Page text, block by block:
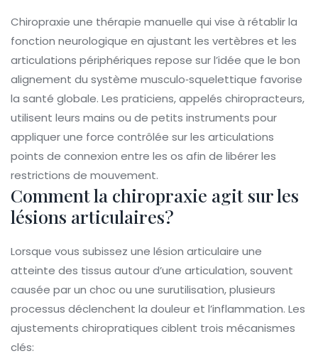
Chiropraxie une thérapie manuelle qui vise à rétablir la
fonction neurologique en ajustant les vertèbres et les
articulations périphériques repose sur l’idée que le bon
alignement du système musculo‑squelettique favorise
la santé globale. Les praticiens, appelés chiropracteurs,
utilisent leurs mains ou de petits instruments pour
appliquer une force contrôlée sur les articulations
points de connexion entre les os afin de libérer les
restrictions de mouvement.
Comment la chiropraxie agit sur les
lésions articulaires?
Lorsque vous subissez une lésion articulaire une
atteinte des tissus autour d’une articulation, souvent
causée par un choc ou une surutilisation, plusieurs
processus déclenchent la douleur et l’inflammation. Les
ajustements chiropratiques ciblent trois mécanismes
clés: